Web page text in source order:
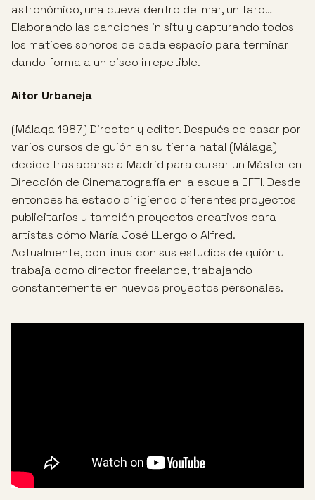
astronómico, una cueva dentro del mar, un faro…
Elaborando las canciones in situ y capturando todos
los matices sonoros de cada espacio para terminar
dando forma a un disco irrepetible.
Aitor Urbaneja
(Málaga 1987) Director y editor. Después de pasar por
varios cursos de guión en su tierra natal (Málaga)
decide trasladarse a Madrid para cursar un Máster en
Dirección de Cinematografía en la escuela EFTI. Desde
entonces ha estado dirigiendo diferentes proyectos
publicitarios y también proyectos creativos para
artistas cómo María José LLergo o Alfred.
Actualmente, continua con sus estudios de guión y
trabaja como director freelance, trabajando
constantemente en nuevos proyectos personales.